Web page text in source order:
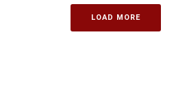
LOAD MORE